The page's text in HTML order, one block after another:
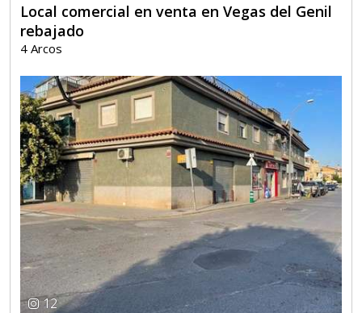
Local comercial en venta en Vegas del Genil
rebajado
4 Arcos
12